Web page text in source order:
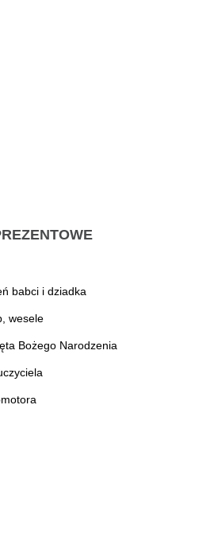
babci i dziadka
wesele
Bożego Narodzenia